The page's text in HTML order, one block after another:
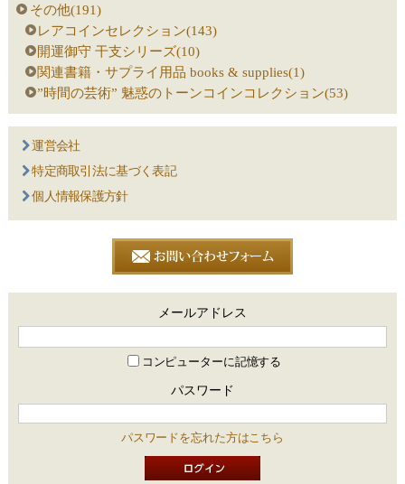
その他(191)
レアコインセレクション(143)
開運御守 干支シリーズ(10)
関連書籍・サプライ用品 books & supplies(1)
”時間の芸術” 魅惑のトーンコインコレクション(53)
運営会社
特定商取引法に基づく表記
個人情報保護方針
メールアドレス
コンピューターに記憶する
パスワード
パスワードを忘れた方はこちら